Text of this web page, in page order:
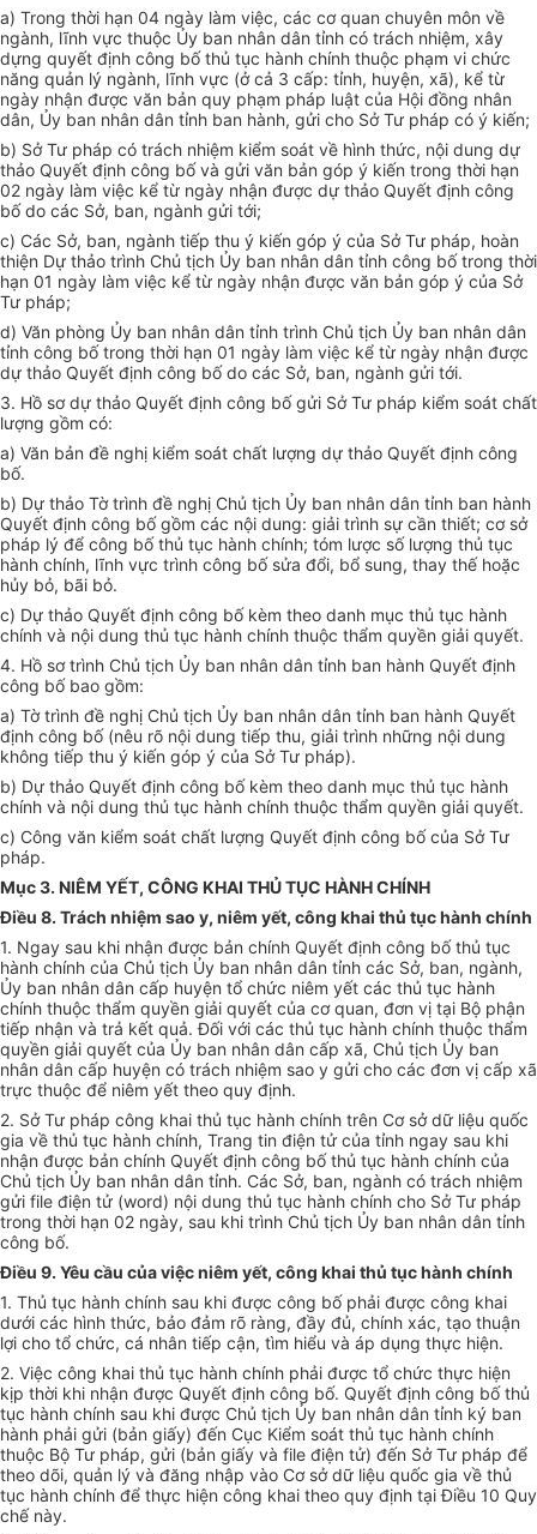
a) Trong thời hạn 04 ngày làm việc, các cơ quan chuyên môn về
ngành, lĩnh vực thuộc Ủy ban nhân dân tỉnh có trách nhiệm, xây
dựng quyết định công bố thủ tục hành chính thuộc phạm vi chức
năng quản lý ngành, lĩnh vực (ở cả 3 cấp: tỉnh, huyện, xã), kể từ
ngày nhận được văn bản quy phạm pháp luật của Hội đồng nhân
dân, Ủy ban nhân dân tỉnh ban hành, gửi cho Sở Tư pháp có ý kiến;
b) Sở Tư pháp có trách nhiệm kiểm soát về hình thức, nội dung dự
thảo Quyết định công bố và gửi văn bản góp ý kiến trong thời hạn
02 ngày làm việc kể từ ngày nhận được dự thảo Quyết định công
bố do các Sở, ban, ngành gửi tới;
c) Các Sở, ban, ngành tiếp thu ý kiến góp ý của Sở Tư pháp, hoàn
thiện Dự thảo trình Chủ tịch Ủy ban nhân dân tỉnh công bố trong thời
hạn 01 ngày làm việc kể từ ngày nhận được văn bản góp ý của Sở
Tư pháp;
d) Văn phòng Ủy ban nhân dân tỉnh trình Chủ tịch Ủy ban nhân dân
tỉnh công bố trong thời hạn 01 ngày làm việc kể từ ngày nhận được
dự thảo Quyết định công bốdo các Sở, ban, ngành gửi tới.
3. Hồ sơ dự thảo Quyết định công bố gửi Sở Tư pháp kiểm soát chất
lượng gồm có:
a) Văn bản đề nghị kiểm soát chất lượng dự thảo Quyết định công
bố.
b) Dự thảo Tờ trình đề nghị Chủ tịch Ủy ban nhân dân tỉnh ban hành
Quyết định công bố gồm các nội dung: giải trình sự cần thiết; cơ sở
pháp lý để công bố thủ tục hành chính; tóm lược số lượng thủ tục
hành chính, lĩnh vực trình công bố sửa đổi, bổ sung, thay thế hoặc
hủy bỏ, bãi bỏ.
c) Dự thảo Quyết định công bố kèm theo danh mục thủ tục hành
chính và nội dung thủ tục hành chính thuộc thẩm quyền giải quyết.
4. Hồ sơ trình Chủ tịch Ủy ban nhân dân tỉnh ban hành Quyết định
công bố bao gồm:
a) Tờ trình đề nghị Chủ tịch Ủy ban nhân dân tỉnh ban hành Quyết
định công bố (nêu rõ nội dung tiếp thu, giải trình những nội dung
không tiếp thu ý kiến góp ý của Sở Tư pháp).
b) Dự thảo Quyết định công bố kèm theo danh mục thủ tục hành
chính và nội dung thủ tục hành chính thuộc thẩm quyền giải quyết.
c) Công văn kiểm soát chất lượng Quyết định công bố của Sở Tư
pháp.
Mục 3. NIÊM YẾT, CÔNG KHAI THỦ TỤC HÀNH CHÍNH
Điều 8. Trách nhiệm sao y, niêm yết, công khai thủ tục hành chính
1. Ngay sau khi nhận được bản chính Quyết định công bố thủ tục
hành chính của Chủ tịch Ủy ban nhân dân tỉnh các Sở, ban, ngành,
Ủy ban nhân dân cấp huyện tổ chức niêm yết các thủ tục hành
chính thuộc thẩm quyền giải quyết của cơ quan, đơn vị tại Bộ phận
tiếp nhận và trả kết quả. Đối với các thủ tục hành chính thuộc thẩm
quyền giải quyết của Ủy ban nhân dân cấp xã, Chủ tịch Ủy ban
nhân dân cấp huyện có trách nhiệm sao y gửi cho các đơn vị cấp xã
trực thuộc để niêm yết theo quy định.
2. Sở Tư pháp công khai thủ tục hành chính trên Cơ sở dữ liệu quốc
gia về thủ tục hành chính, Trang tin điện tử của tỉnh ngay sau khi
nhận được bản chính Quyết định công bố thủ tục hành chính của
Chủ tịch Ủy ban nhân dân tỉnh. Các Sở, ban, ngành có trách nhiệm
gửi file điện tử (word) nội dung thủ tục hành chính cho Sở Tư pháp
trong thời hạn 02 ngày, sau khi trình Chủ tịch Ủy ban nhân dân tỉnh
công bố.
Điều 9. Yêu cầu của việc niêm yết, công khai thủ tục hành chính
1. Thủ tục hành chính sau khi được công bố phải được công khai
dưới các hình thức, bảo đảm rõ ràng, đầy đủ, chính xác, tạo thuận
lợi cho tổ chức, cá nhân tiếp cận, tìm hiểu và áp dụng thực hiện.
2. Việc công khai thủ tục hành chính phải được tổ chức thực hiện
kịp thời khi nhận được Quyết định công bố. Quyết định công bố thủ
tục hành chính sau khi được Chủ tịch Ủy ban nhân dân tỉnh ký ban
hành phải gửi (bản giấy) đến Cục Kiểm soát thủ tục hành chính
thuộc Bộ Tư pháp, gửi (bản giấy và file điện tử) đến Sở Tư pháp để
theo dõi, quản lý và đăng nhập vào Cơ sở dữ liệu quốc gia về thủ
tục hành chính để thực hiện công khai theo quy định tại Điều 10 Quy
chế này.